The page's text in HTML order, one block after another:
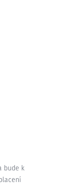
bude k